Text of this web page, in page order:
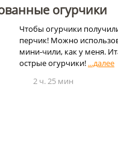
огурчики
Чтобы огурчики
перчик! Можно
мини-чили, как у меня.
острые огурчики!
2 ч. 25 мин